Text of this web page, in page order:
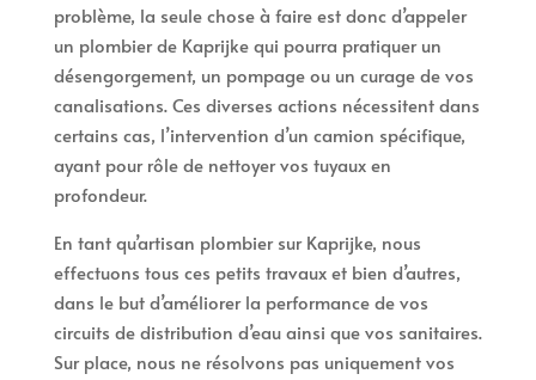
problème, la seule chose à faire est donc d’appeler
un plombier de Kaprijke qui pourra pratiquer un
désengorgement, un pompage ou un curage de vos
canalisations. Ces diverses actions nécessitent dans
certains cas, l’intervention d’un camion spécifique,
ayant pour rôle de nettoyer vos tuyaux en
profondeur.
En tant qu’artisan plombier sur Kaprijke, nous
effectuons tous ces petits travaux et bien d’autres,
dans le but d’améliorer la performance de vos
circuits de distribution d’eau ainsi que vos sanitaires.
Sur place, nous ne résolvons pas uniquement vos